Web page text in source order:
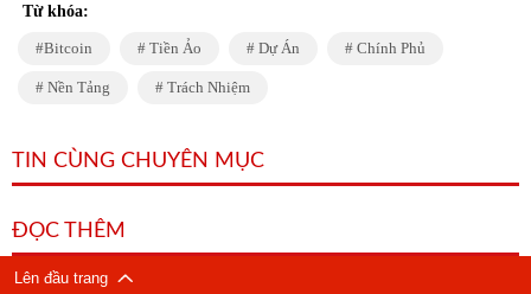
Từ khóa:
Bitcoin Tiền Ảo Dự Án Chính Phủ
Nền Tảng Trách Nhiệm
TIN CÙNG CHUYÊN MỤC
ĐỌC THÊM
Lên đầu trang